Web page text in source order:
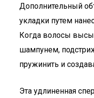
Дополнительный
укладки путем
Когда волосы
шампунем,
пружинить и
Эта удлиненная